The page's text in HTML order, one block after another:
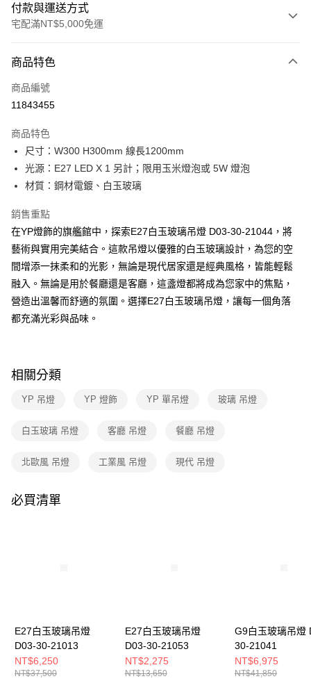
付款與運送方式
宅配滿NT$5,000免運
信用卡一次付款
LINE Pay
街口支付
悠遊付
全盈+PAY
AFTEE先享後付
相關說明
【關於「AFTEE先享後付」】
AFTEE先享後付是「在收到商品之後才付款」的支付方式。 讓您購物簡單
便利好安心！
１．簡單：不需註冊會員、不需綁卡、不需儲值。
【「AFTEE先享後付」結帳流程】
１．於結帳方式選擇「AFTEE先享後付」後，將跳轉至「AFTEE先享後付」
結帳頁面，進行簡訊認證並確認金額後，即可完成結帳。
ATM／網路銀行／等多元方式進行付款，方視為交易完成。
購買商品的店家。未經商家同意取消之訂單仍視為有效，需透過AFTEE先享
是否繳費成功／繳費後需取消欲退款等相關疑問，請聯繫「AFTEE先享後付
客戶支援中心」
任。
４．使用「AFTEE先享後付」時，將依據個別帳號之用戶狀況，依本公司即
時審查核予不同之上限額度；若仍有額度不足之情形，本公司將視審查結果
請求用戶進行身份認證。
每筆NT$180，滿NT$5,000(含以上)免運費
商品特色
商品編號
11843455
商品特色
尺寸：W300 H300mm 線長1200mm
光源：E27 LED X 1 另計；限用玉米燈泡或 5W 燈泡
材質：鋼材電鍍、白玉玻璃
銷售重點
在YP燈飾的旗艦館中，探索E27白玉玻璃吊燈 D03-30-21044，將
藝術與實用完美結合。這款吊燈以優雅的白玉玻璃設計，為您的空
間增添一抹柔和的光影，無論是現代居家還是經典風格，皆能輕鬆
融入。無論是用於餐廳還是客廳，這盞燈都將成為您家中的焦點，
營造出溫馨而舒適的氛圍。選擇E27白玉玻璃吊燈，讓每一個角落
都充滿光彩與品味。
相關分類
YP 吊燈 YP 燈飾 YP 單吊燈 玻璃 吊燈
白玉玻璃 吊燈 客廳 吊燈 餐廳 吊燈
北歐風 吊燈 工業風 吊燈 現代 吊燈
必買清單
E27白玉玻璃吊燈
D03-30-21013
NT$6,250
NT$37,500
E27白玉玻璃吊燈
D03-30-21053
NT$2,275
NT$13,650
G9白玉玻璃吊燈
30-21041
NT$6,975
NT$41,850